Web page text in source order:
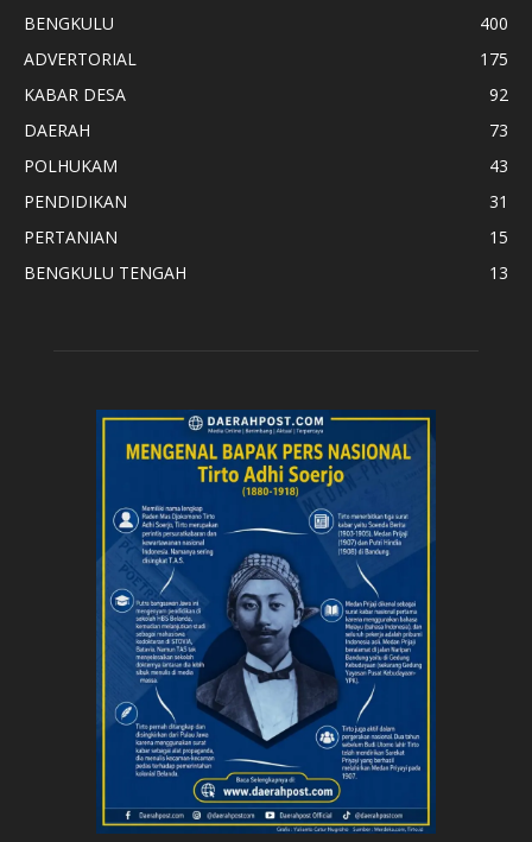
BENGKULU
400
ADVERTORIAL
175
KABAR DESA
92
DAERAH
73
POLHUKAM
43
PENDIDIKAN
31
PERTANIAN
15
BENGKULU TENGAH
13